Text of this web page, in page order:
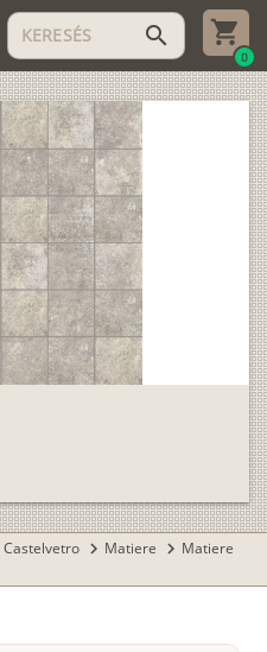
search
0
Castelvetro chevron_right Matiere chevron_right Matiere